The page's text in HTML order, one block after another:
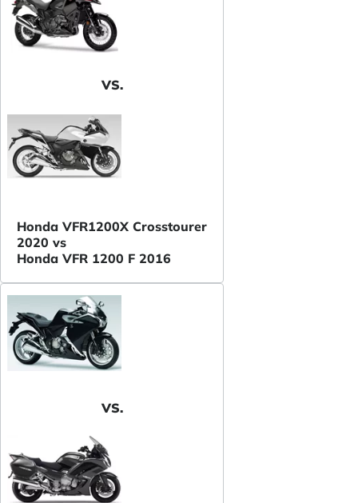
VS.
Honda VFR1200X Crosstourer
2020 vs
Honda VFR 1200 F 2016
VS.